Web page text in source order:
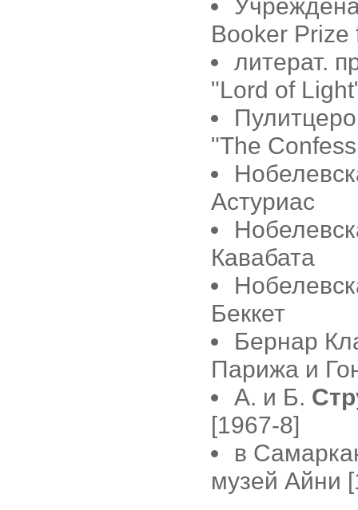
Booker Prize
литерат.
"Lord of
"The
Астуриас
Кавабата
Беккет
Бернар
Парижа и
А. и Б.
[1967-8]
в
музей Айни